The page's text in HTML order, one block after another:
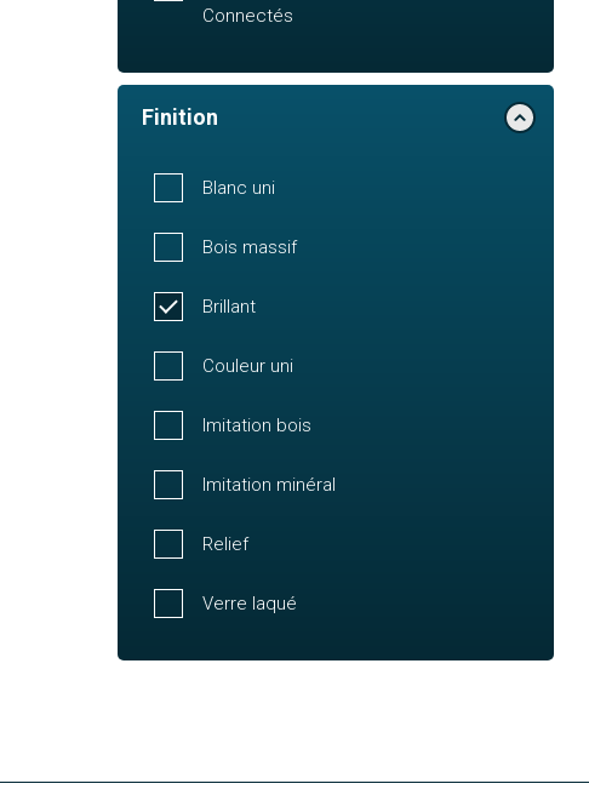
Connectés
Finition
Blanc uni
Bois massif
Brillant
Couleur uni
Imitation bois
Imitation minéral
Relief
Verre laqué